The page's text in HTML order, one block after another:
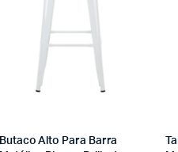
Butaco Alto Para Barra